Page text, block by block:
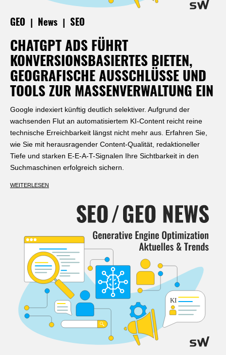
GEO News SEO
CHATGPT ADS FÜHRT
KONVERSIONSBASIERTES BIETEN,
GEOGRAFISCHE AUSSCHLÜSSE UND
TOOLS ZUR MASSENVERWALTUNG EIN
Google indexiert künftig deutlich selektiver. Aufgrund der
wachsenden Flut an automatisiertem KI-Content reicht reine
technische Erreichbarkeit längst nicht mehr aus. Erfahren Sie,
wie Sie mit herausragender Content-Qualität, redaktioneller
Tiefe und starken E-E-A-T-Signalen Ihre Sichtbarkeit in den
Suchmaschinen erfolgreich sichern.
WEITERLESEN